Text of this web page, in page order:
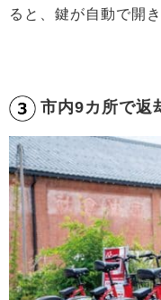
ると、鍵が自動で開
市内9カ所で返